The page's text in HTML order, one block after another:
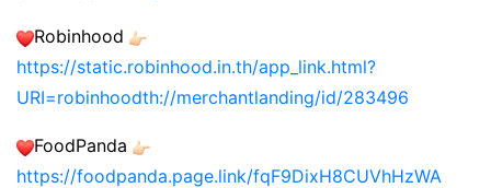
Robinhood
https://static.robinhood.in.th/app_link.html?
URI=robinhoodth://merchantlanding/id/283496
FoodPanda
https://foodpanda.page.link/fqF9DixH8CUVhHzWA